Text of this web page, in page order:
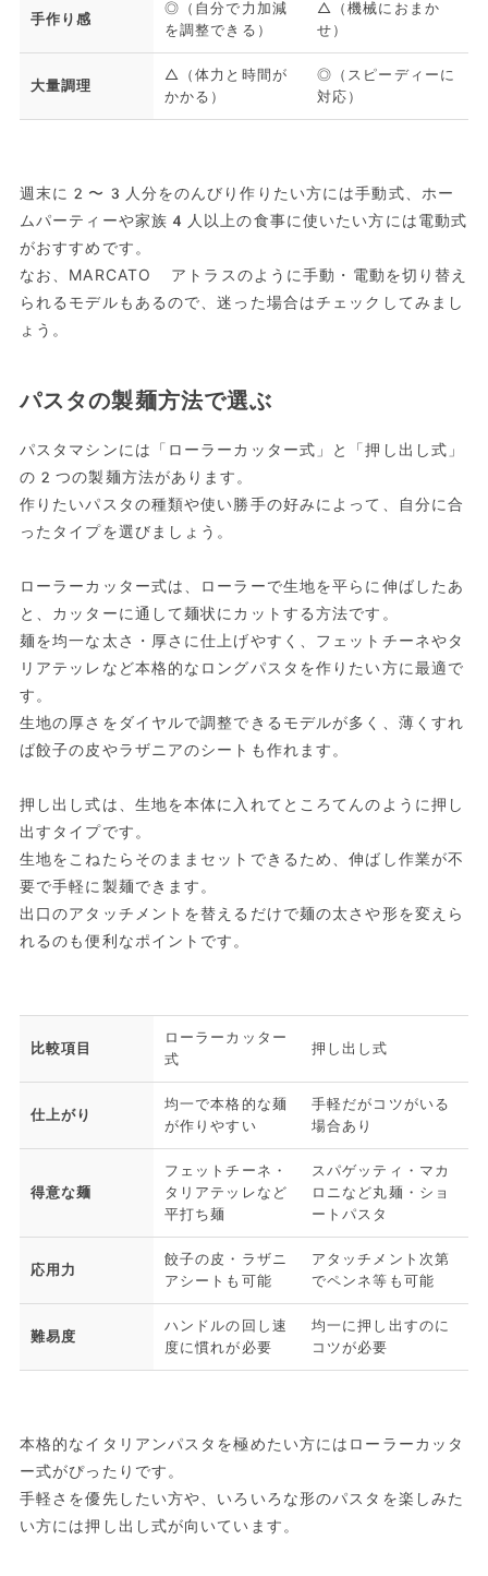
手作り感
◎（自分で力加減
を調整できる）
△（機械におまか
せ）
大量調理
△（体力と時間が
かかる）
◎（スピーディーに
対応）
週末に2〜3人分をのんびり作りたい方には手動式、ホー
ムパーティーや家族4人以上の食事に使いたい方には電動式
がおすすめです。
なお、MARCATO アトラスのように手動・電動を切り替え
られるモデルもあるので、迷った場合はチェックしてみまし
ょう。
パスタの製麺方法で選ぶ
パスタマシンには「ローラーカッター式」と「押し出し式」
の2つの製麺方法があります。
作りたいパスタの種類や使い勝手の好みによって、自分に合
ったタイプを選びましょう。
ローラーカッター式は、ローラーで生地を平らに伸ばしたあ
と、カッターに通して麺状にカットする方法です。
麺を均一な太さ・厚さに仕上げやすく、フェットチーネやタ
リアテッレなど本格的なロングパスタを作りたい方に最適で
す。
生地の厚さをダイヤルで調整できるモデルが多く、薄くすれ
ば餃子の皮やラザニアのシートも作れます。
押し出し式は、生地を本体に入れてところてんのように押し
出すタイプです。
生地をこねたらそのままセットできるため、伸ばし作業が不
要で手軽に製麺できます。
出口のアタッチメントを替えるだけで麺の太さや形を変えら
れるのも便利なポイントです。
比較項目
ローラーカッター
式
押し出し式
仕上がり
均一で本格的な麺
が作りやすい
手軽だがコツがいる
場合あり
得意な麺
フェットチーネ・
タリアテッレなど
平打ち麺
スパゲッティ・マカ
ロニなど丸麺・ショ
ートパスタ
応用力
餃子の皮・ラザニ
アシートも可能
アタッチメント次第
でペンネ等も可能
難易度
ハンドルの回し速
度に慣れが必要
均一に押し出すのに
コツが必要
本格的なイタリアンパスタを極めたい方にはローラーカッタ
ー式がぴったりです。
手軽さを優先したい方や、いろいろな形のパスタを楽しみた
い方には押し出し式が向いています。